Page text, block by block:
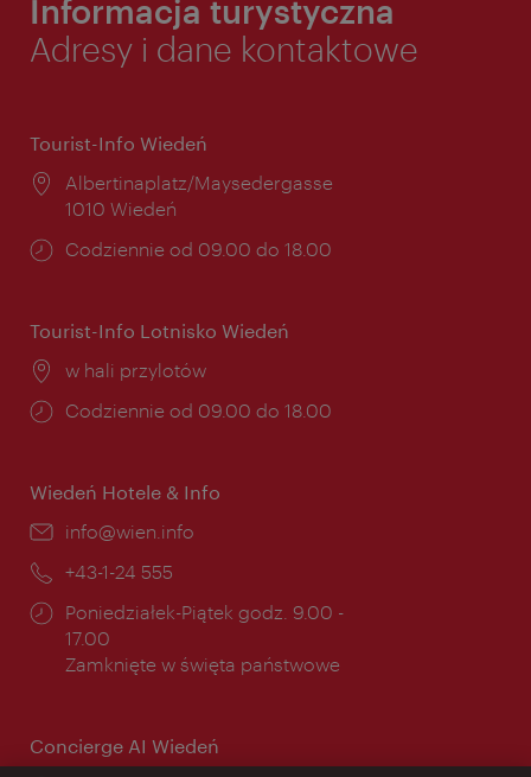
Informacja turystyczna
Adresy i dane kontaktowe
Tourist-Info Wiedeń
Miejsce:
Albertinaplatz/Maysedergasse
1010 Wiedeń
Godziny
Codziennie od 09.00 do 18.00
Tourist-Info Lotnisko Wiedeń
Miejsce:
w hali przylotów
Godziny
Codziennie od 09.00 do 18.00
Wiedeń Hotele & Info
E-
info@wien.info
Telefon:
+43-1-24 555
Godziny
otwarcia:
Poniedziałek-Piątek godz. 9.00 -
17.00
Zamknięte w święta państwowe
Concierge AI Wiedeń